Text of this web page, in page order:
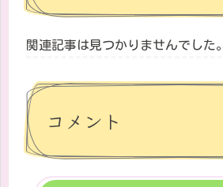
関連記事は見つかりませんでした。
コメント